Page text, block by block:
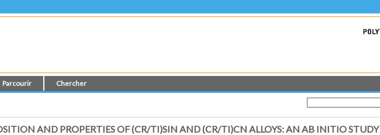
Parcourir Chercher
AND PROPERTIES OF (CR/TI)SIN AND (CR/TI)CN ALLOYS: AN AB INITIO STUDY